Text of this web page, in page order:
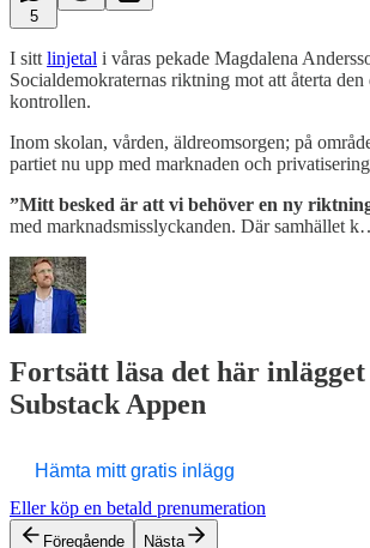
5
I sitt linjetal i våras pekade Magdalena
Socialdemokraternas riktning mot att återta den
kontrollen.
Inom skolan, vården, äldreomsorgen; på
partiet nu upp med marknaden och
”Mitt besked är att vi behöver en ny
med marknadsmisslyckanden. Där samhället
Fortsätt läsa det här
Substack Appen
Hämta mitt gratis inlägg
Eller köp en betald prenumeration
Föregående Nästa